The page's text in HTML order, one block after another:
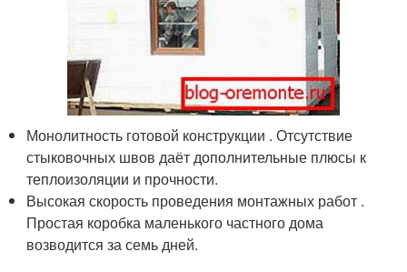
Монолитность готовой конструкции . Отсутствие
стыковочных швов даёт дополнительные плюсы к
теплоизоляции и прочности.
Высокая скорость проведения монтажных работ .
Простая коробка маленького частного дома
возводится за семь дней.